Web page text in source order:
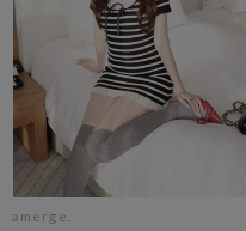
amerge.